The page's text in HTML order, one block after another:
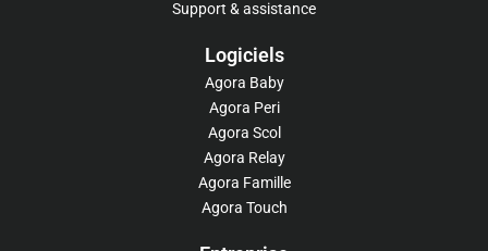
Support & assistance
Logiciels​
Agora Baby
Agora Peri
Agora Scol
Agora Relay
Agora Famille
Agora Touch